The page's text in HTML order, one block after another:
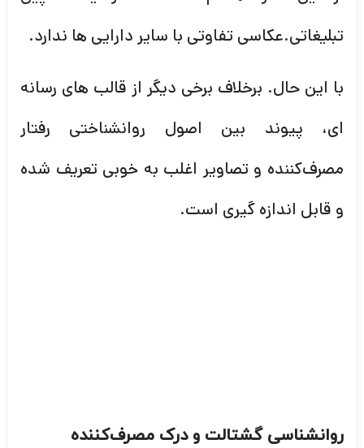
تبلیغاتی.عکاسی تفاوتی با سایر دارایی ها ندارد.
با این حال. برخلاف برخی دیگر از قالب های رسانه
ای، پیوند بین اصول روانشناختی رفتار
مصرف‌کننده و تصاویر اغلب به خوبی تعریف شده
و قابل اندازه گیری است.
روانشناسی گشتالت و درک مصرف‌کننده